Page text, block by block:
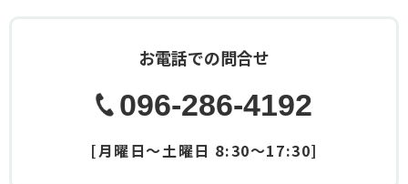
お電話での問合せ
096-286-4192
[月曜日～土曜日 8:30～17:30]